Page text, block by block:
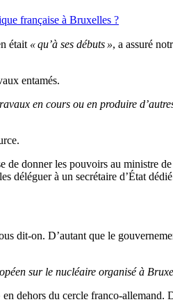
française à Bruxelles ?
était « qu’à ses débuts », a assuré
entamés.
en cours ou en produire
donner les pouvoirs au ministre
déléguer à un secrétaire d’État
dit-on. D’autant que le
sur le nucléaire organisé à
dehors du cercle franco-